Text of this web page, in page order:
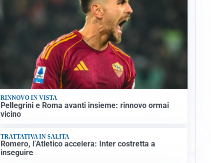
RINNOVO IN VISTA
Pellegrini e Roma avanti insieme: rinnovo ormai
vicino
TRATTATIVA IN SALITA
Romero, l’Atletico accelera: Inter costretta a
inseguire